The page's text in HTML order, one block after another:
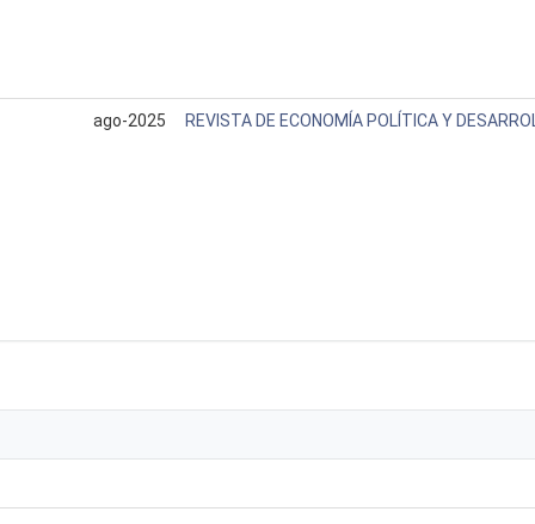
ago-2025 REVISTA DE ECONOMÍA POLÍTICA Y